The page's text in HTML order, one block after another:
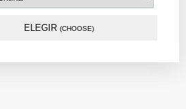
ELEGIR (CHOOSE)